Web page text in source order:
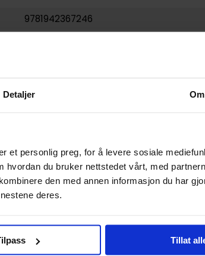
Detaljer Om
et personlig preg, for å levere sosiale
du bruker nettstedet vårt, med
den med annen informasjon du har
deres.
Tillat
9781942367246
Horror og Grøss
Armin Ozdic
80
18.12.2017